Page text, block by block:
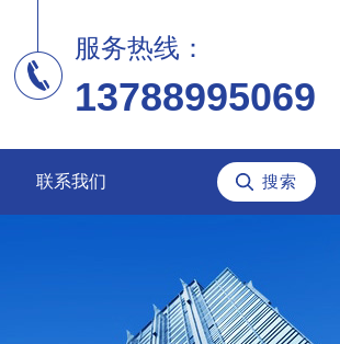
服务热线：
13788995069
联系我们